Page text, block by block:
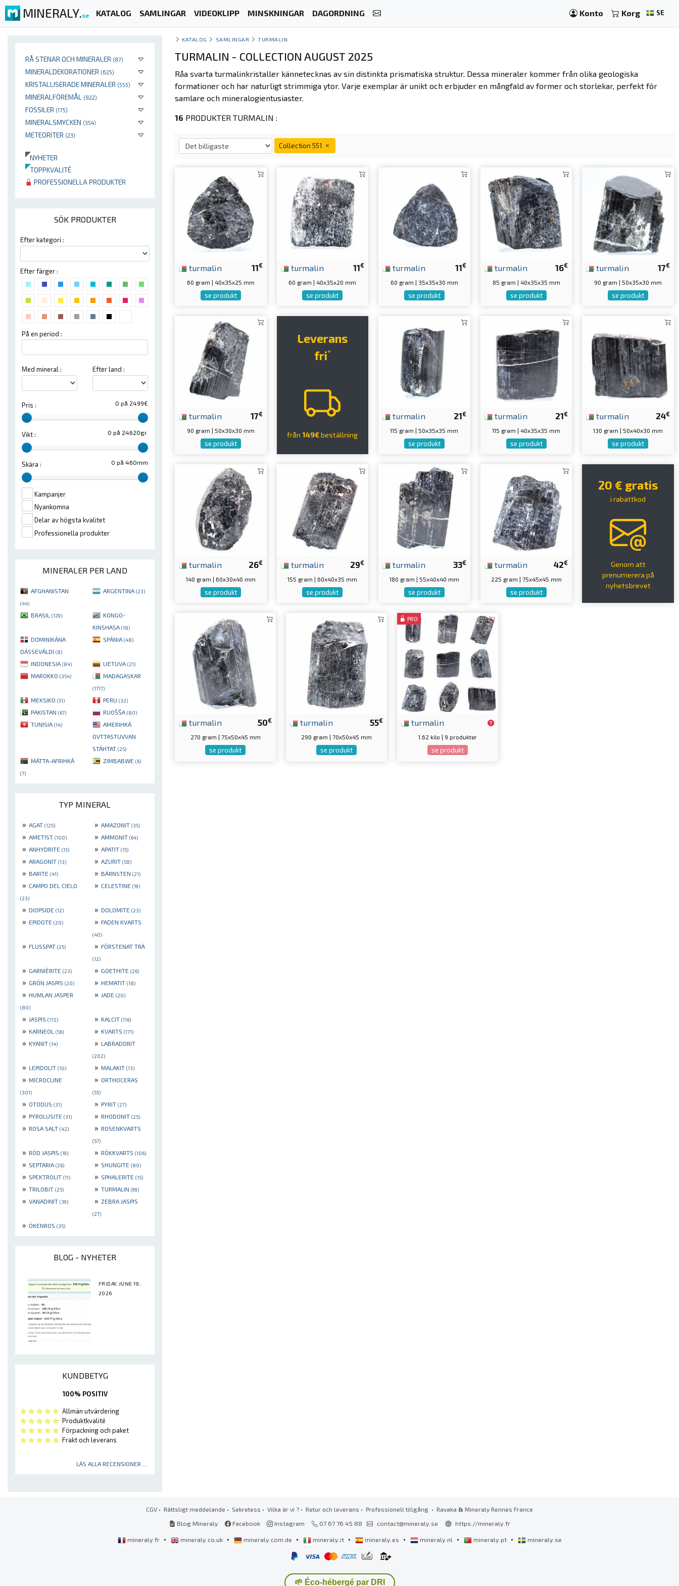
MINERALY.se KATALOG SAMLINGAR VIDEOKLIPP MINSKNINGAR DAGORDNING Konto Korg SE
RÅ STENAR OCH MINERALER (87)
MINERALDEKORATIONER (625)
KRISTALLISERADE MINERALER (555)
MINERALFÖREMÅL (922)
FOSSILER (175)
MINERALSMYCKEN (354)
METEORITER (23)
NYHETER
TOPPKVALITÉ
PROFESSIONELLA PRODUKTER
SÖK PRODUKTER
Efter kategori :
Efter färger :
På en period :
Med mineral : Efter land :
0 på 2499€
Pris :
0 på 24620gr.
Vikt :
0 på 460mm
Skära :
Kampanjer
Nyankomna
Delar av högsta kvalitet
Professionella produkter
MINERALER PER LAND
AFGHANISTAN
(44)
ARGENTINA (23)
BRASIL (129)
KONGO-
KINSHASA (18)
DOMINIKÁNA
DÁSSEVÁLDI (8)
SPÁNIA (48)
INDONESIA (84) LIETUVA (21)
MAROKKO (354) MADAGASKAR
(1717)
MEKSIKO (51) PERU (32)
PAKISTAN (67) RUOŠŠA (80)
TUNISIA (14)
AMERIHKÁ
OVTTASTUVVAN
STÁHTAT (25)
MÁTTA-AFRIHKÁ
(7)
ZIMBABWE (6)
TYP MINERAL
» AGAT (125) » AMAZONIT (35)
» AMETIST (100) » AMMONIT (64)
» ANHYDRITE (15) » APATIT (15)
» ARAGONIT (13) » AZURIT (58)
» BARITE (41) » BÄRNSTEN (21)
» CAMPO DEL CIELO
(23)
» CELESTINE (19)
» DIOPSIDE (12) » DOLOMITE (23)
» EPIDOTE (20) » FADEN KVARTS
(40)
» FLUSSPAT (25) » FÖRSTENAT TRÄ
(12)
» GARNIÈRITE (23) » GOETHITE (26)
» GRÖN JASPIS (20) » HEMATIT (18)
» HUMLAN JASPER
(80)
» JADE (20)
» JASPIS (172) » KALCIT (116)
» KARNEOL (56) » KVARTS (171)
» KYANIT (14) » LABRADORIT
(202)
» LEPIDOLIT (10) » MALAKIT (13)
» MICROCLINE
(301)
» ORTHOCERAS
(55)
» OTODUS (31) » PYRIT (27)
» PYROLUSITE (31) » RHODONIT (25)
» ROSA SALT (42) » ROSENKVARTS
(57)
» RÖD JASPIS (19) » RÖKKVARTS (106)
» SEPTARIA (26) » SHUNGITE (80)
» SPEKTROLIT (11) » SPHALERITE (15)
» TRILOBIT (25) » TURMALIN (99)
» VANADINIT (39) » ZEBRA JASPIS
(27)
» ÖKENROS (35)
BLOG - NYHETER
FRIDAY, JUNE 19,
2026
KUNDBETYG
100% POSITIV
Allmän utvärdering
Produktkvalité
Förpackning och paket
Frakt och leverans
LÄS ALLA RECENSIONER ...
KATALOG SAMLINGAR TURMALIN
TURMALIN - COLLECTION AUGUST 2025
Råa svarta turmalinkristaller kännetecknas av sin distinkta prismatiska struktur. Dessa mineraler kommer från olika geologiska
formationer och har naturligt strimmiga ytor. Varje exemplar är unikt och erbjuder en mångfald av former och storlekar, perfekt för
samlare och mineralogientusiaster.
16 PRODUKTER TURMALIN :
Collection 551
11€
turmalin
60 gram | 40x35x25 mm
se produkt
11€
turmalin
60 gram | 40x35x20 mm
se produkt
11€
turmalin
60 gram | 35x35x30 mm
se produkt
16€
turmalin
85 gram | 40x35x35 mm
se produkt
17€
turmalin
90 gram | 50x35x30 mm
se produkt
17€
turmalin
90 gram | 50x30x30 mm
se produkt
Leverans
fri*
från149€beställning
21€
turmalin
115 gram | 50x35x35 mm
se produkt
21€
turmalin
115 gram | 40x35x35 mm
se produkt
24€
turmalin
130 gram | 50x40x30 mm
se produkt
26€
turmalin
140 gram | 60x30x40 mm
se produkt
29€
turmalin
155 gram | 60x40x35 mm
se produkt
33€
turmalin
180 gram | 55x40x40 mm
se produkt
42€
turmalin
225 gram | 75x45x45 mm
se produkt
20 € gratis
i rabattkod
Genom att
prenumerera på
nyhetsbrevet
50€
turmalin
270 gram | 75x50x45 mm
se produkt
55€
turmalin
290 gram | 70x50x45 mm
se produkt
PRO
turmalin
1.62 kilo | 9 produkter
se produkt
CGV • Rättsligt meddelande • Sekretess • Vilka är vi ? • Retur och leverans • Professionell tillgång • Ravaka & Mineraly Rennes France
Blog Mineraly
Facebook Instagram 07 67 76 45 88 contact@mineraly.se https://mineraly.fr
mineraly.fr • mineraly.co.uk • mineraly.com.de • mineraly.it • mineraly.es • mineraly.nl • mineraly.pt • mineraly.se
🌱 Éco-hébergé par DRI